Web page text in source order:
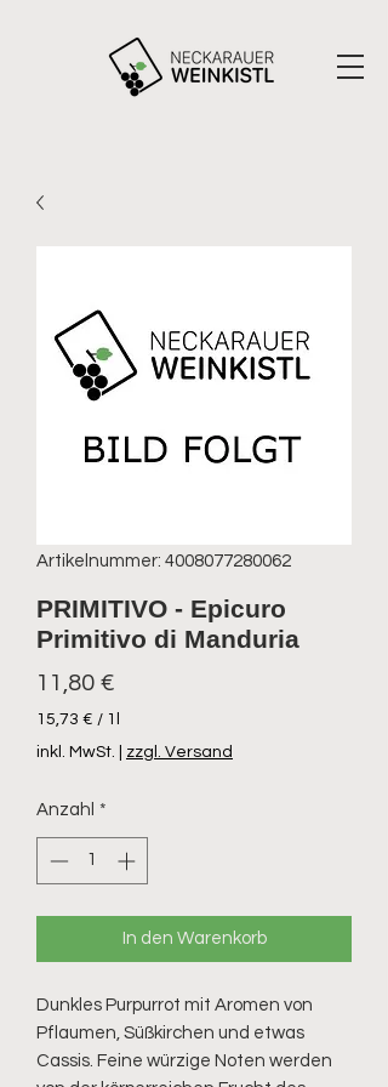
Artikelnummer: 4008077280062
PRIMITIVO - Epicuro
Primitivo di Manduria
11,80 €Preis
15,73 € / 1l
15,73 €
Liter
inkl. MwSt. zzgl. Versand
Anzahl *
In den Warenkorb
Dunkles Purpurrot mit Aromen von
Pflaumen, Süßkirchen und etwas
Cassis. Feine würzige Noten werden